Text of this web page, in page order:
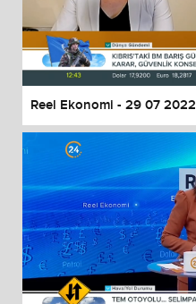
Reel Ekonomi - 29 07 2022